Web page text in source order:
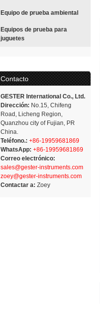
Equipo de prueba ambiental
Equipos de prueba para
juguetes
Contacto
GESTER International Co., Ltd.
Dirección: No.15, Chifeng
Road, Licheng Region,
Quanzhou city of Fujian, PR
China.
Teléfono.: +86-19959681869
WhatsApp: +86-19959681869
Correo electrónico:
sales@gester-instruments.com
zoey@gester-instruments.com
Contactar a: Zoey